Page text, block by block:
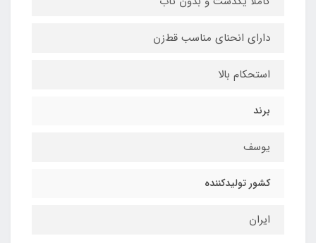
دارای انحنای مناسب قط‌زن
استحکام بالا
برند
یوسف
کشور تولیدکننده
ایران